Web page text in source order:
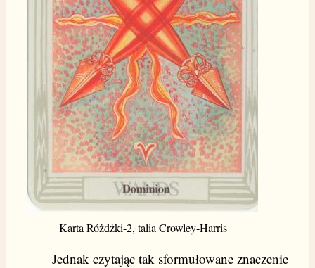
Karta Różdżki-2, talia Crowley-Harris
Jednak czytając tak sformułowane znaczenie